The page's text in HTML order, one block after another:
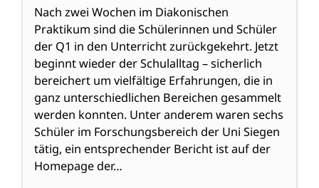
Nach zwei Wochen im Diakonischen
Praktikum sind die Schülerinnen und Schüler
der Q1 in den Unterricht zurückgekehrt. Jetzt
beginnt wieder der Schulalltag – sicherlich
bereichert um vielfältige Erfahrungen, die in
ganz unterschiedlichen Bereichen gesammelt
werden konnten. Unter anderem waren sechs
Schüler im Forschungsbereich der Uni Siegen
tätig, ein entsprechender Bericht ist auf der
Homepage der…
Praktikum
zurück
auf
die
Schulbank